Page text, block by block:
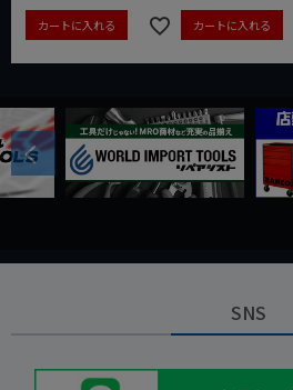
カートに入れる カートに入れる
Previous
SNS